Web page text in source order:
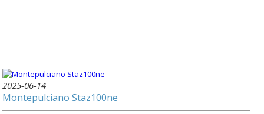
2025-06-14
Montepulciano Staz100ne